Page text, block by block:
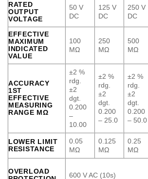
RATED
OUTPUT
VOLTAGE
50 V
DC
125 V
DC
250 V
DC
EFFECTIVE
MAXIMUM
INDICATED
VALUE
100
MΩ
250
MΩ
500
MΩ
ACCURACY
1ST
EFFECTIVE
MEASURING
RANGE MΩ
±2 %
rdg.
±2
dgt.
0.200
–
10.00
±2 %
rdg.
±2
dgt.
0.200
– 25.0
±2 %
rdg.
±2
dgt.
0.200
– 50.0
LOWER LIMIT
RESISTANCE
0.05
MΩ
0.125
MΩ
0.25
MΩ
OVERLOAD
600 V AC (10s)